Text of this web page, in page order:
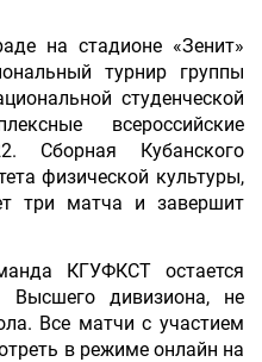
на стадионе «Зенит»
турнир группы
студенческой
всероссийские
Сборная Кубанского
физической культуры,
три матча и завершит
КГУФКСТ остается
Высшего дивизиона, не
Все матчи с участием
в режиме онлайн на